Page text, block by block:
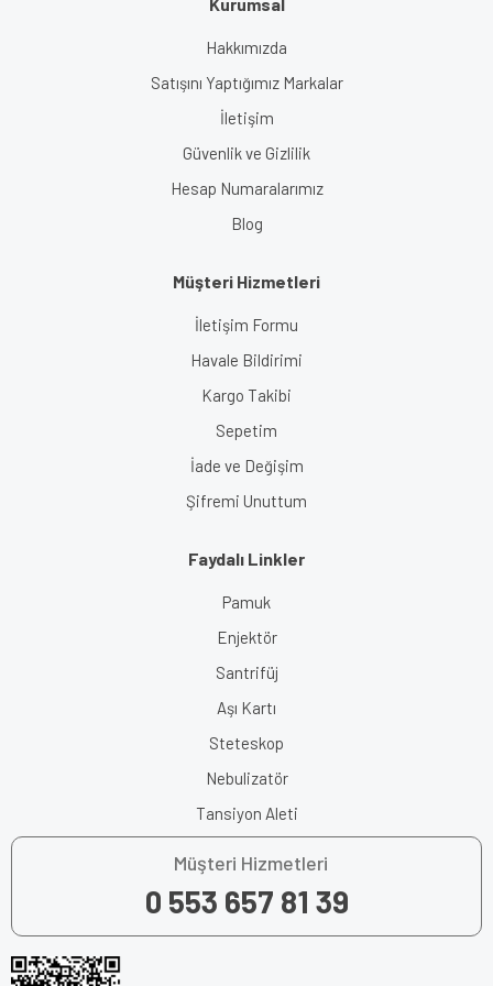
Hakkımızda
Satışını Yaptığımız Markalar
İletişim
Güvenlik ve Gizlilik
Hesap Numaralarımız
Blog
Müşteri Hizmetleri
İletişim Formu
Havale Bildirimi
Kargo Takibi
Sepetim
İade ve Değişim
Şifremi Unuttum
Faydalı Linkler
Pamuk
Enjektör
Santrifüj
Aşı Kartı
Steteskop
Nebulizatör
Tansiyon Aleti
Müşteri Hizmetleri
0 553 657 81 39